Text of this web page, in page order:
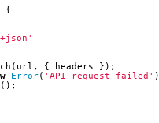
{
( url , { headers
});
Error( 'API request failed'
();